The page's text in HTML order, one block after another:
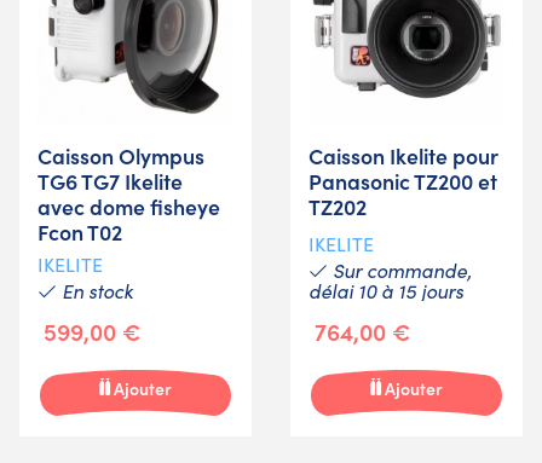
Caisson Olympus
TG6 TG7 Ikelite
avec dome fisheye
Fcon T02
IKELITE
En stock
599,00 €
Ajouter
Caisson Ikelite pour
Panasonic TZ200 et
TZ202
IKELITE
Sur commande,
délai 10 à 15 jours
764,00 €
Ajouter